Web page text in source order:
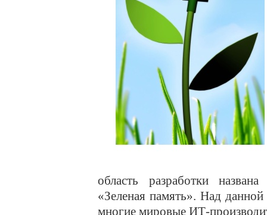
область разработки
«Зеленая память». Над
многие мировые ИТ-